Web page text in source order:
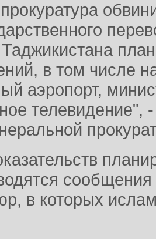
в том числе
аэропорт,
в которых